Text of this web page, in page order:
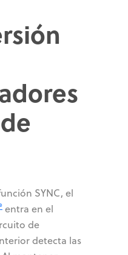
SYNC, el
entra en el
de
detecta las